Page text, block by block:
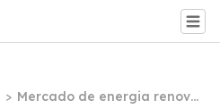
> Mercado de energia renová